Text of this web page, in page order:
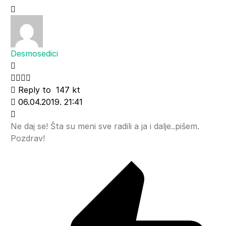
Desmosedici
Reply to 147 kt
06.04.2019. 21:41
Ne daj se! Šta su meni sve radili a ja i dalje..pišem.
Pozdrav!